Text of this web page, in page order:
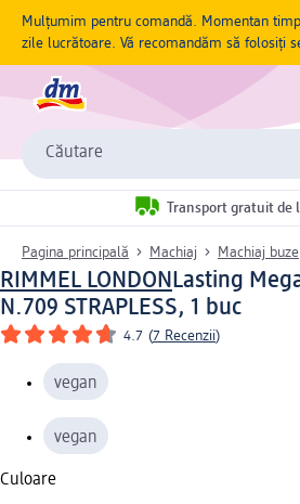
Mulțumim pentru comandă. Momentan
zile lucrătoare. Vă recomandăm să folosiți
Căutare
Transport gratuit de
Pagina principală Machiaj Machiaj buze
RIMMEL LONDONLasting
N.709 STRAPLESS, 1 buc
4.7 (7 Recenzii)
vegan
vegan
Culoare